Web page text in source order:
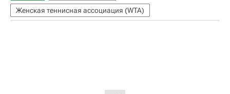
Женская теннисная ассоциация (WTA)